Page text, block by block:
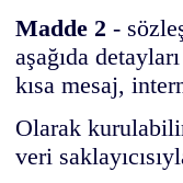
Madde 2 -
aşağıda
kısa mesaj,
Olarak
veri